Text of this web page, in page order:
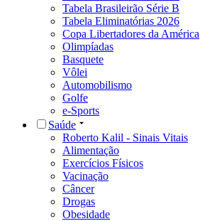
Tabela Brasileirão Série B
Tabela Eliminatórias 2026
Copa Libertadores da América
Olimpíadas
Basquete
Vôlei
Automobilismo
Golfe
e-Sports
Saúde
Roberto Kalil - Sinais Vitais
Alimentação
Exercícios Físicos
Vacinação
Câncer
Drogas
Obesidade